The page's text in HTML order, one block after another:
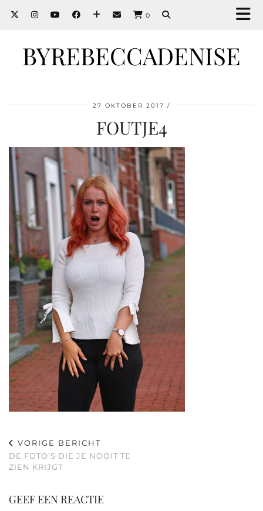
0
BYREBECCADENISE
27 OKTOBER 2017
FOUTJE4
VORIGE BERICHT
DE FOTO’S DIE JE NOOIT TE
ZIEN KRIJGT
GEEF EEN REACTIE